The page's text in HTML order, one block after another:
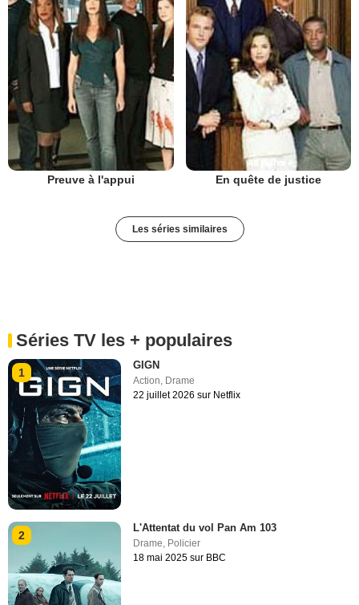
Preuve à l'appui En quête de justice
Les séries similaires
Séries TV les + populaires
1
GIGN
Action, Drame
22 juillet 2026 sur Netflix
2
L'Attentat du vol Pan Am 103
Drame, Policier
18 mai 2025 sur BBC